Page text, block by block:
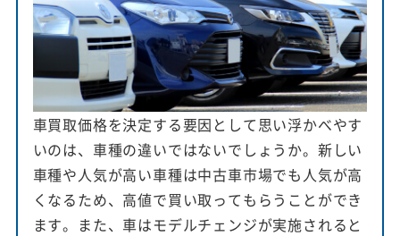
車買取価格を決定する要因として思い浮かべやす
いのは、車種の違いではないでしょうか。新しい
車種や人気が高い車種は中古車市場でも人気が高
くなるため、高値で買い取ってもらうことができ
ます。また、車はモデルチェンジが実施されると